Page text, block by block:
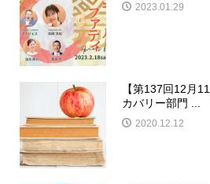
2023.01.29
【第137回12月
カバリー部門 ...
2020.12.12